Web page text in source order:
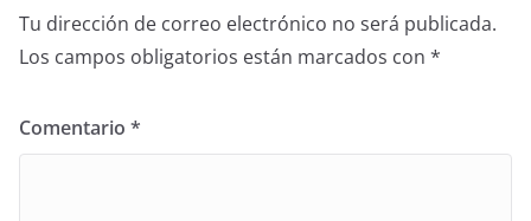
Tu dirección de correo electrónico no será publicada.
Los campos obligatorios están marcados con *
Comentario *